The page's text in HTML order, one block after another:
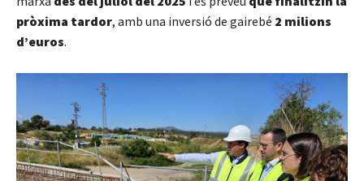
pròxima tardor, amb una inversió de gairebé 2 milions
d’euros.